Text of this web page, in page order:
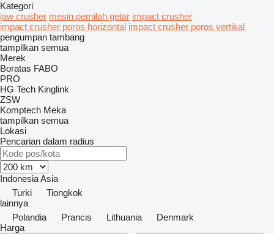
Kategori
jaw crusher mesin pemilah getar impact crusher
impact crusher poros horizontal impact crusher poros vertikal
pengumpan tambang
tampilkan semua
Merek
Boratas FABO
PRO
HG Tech Kinglink
ZSW
Komptech Meka
tampilkan semua
Lokasi
Pencarian dalam radius
IndonesiaAsia
Turki
Tiongkok
lainnya
Polandia
Prancis Lithuania
Denmark
Harga